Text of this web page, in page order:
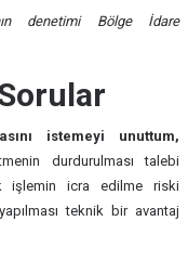
denetimi Bölge İdare
istemeyi unuttum,
durdurulması talebi
işlemin icra edilme riski
teknik bir avantaj